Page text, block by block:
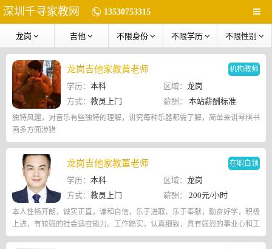
深圳千寻家教网 13530753315
龙岗 吉他 不限身份 不限学历 不限性别
龙岗吉他家教黄老师 机构教师
学历： 本科 区域： 龙岗
方式： 教员上门 薪酬： 本站薪酬标准
独特风趣，对音乐有些独特的理解，讲究每种乐器都需了解，简单来讲琴棋书
画多方面涉猎
龙岗吉他家教董老师 在职白领
学历： 本科 区域： 龙岗
方式： 教员上门 薪酬： 200元/小时
本人性格开朗，诚实正直，谦和自信，乐于进取、乐于奉献，勤奋好学，积极
上进，有较强的社会适应能力。工作踏实，认真细致，具有强烈的事业心和工
作责任心，善于处理人际关系。